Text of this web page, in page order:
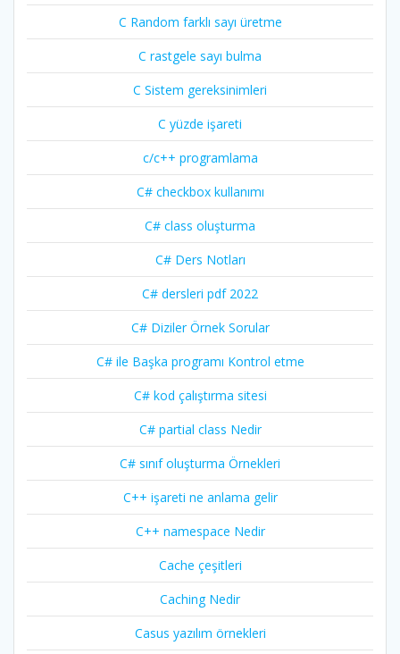
C Random farklı sayı üretme
C rastgele sayı bulma
C Sistem gereksinimleri
C yüzde işareti
c/c++ programlama
C# checkbox kullanımı
C# class oluşturma
C# Ders Notları
C# dersleri pdf 2022
C# Diziler Örnek Sorular
C# ile Başka programı Kontrol etme
C# kod çalıştırma sitesi
C# partial class Nedir
C# sınıf oluşturma Örnekleri
C++ işareti ne anlama gelir
C++ namespace Nedir
Cache çeşitleri
Caching Nedir
Casus yazılım örnekleri